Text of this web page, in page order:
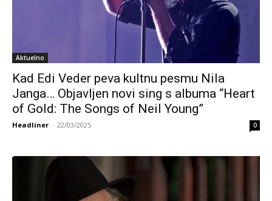
Aktuelno
Kad Edi Veder peva kultnu pesmu Nila
Janga… Objavljen novi sing s albuma “Heart
of Gold: The Songs of Neil Young”
Headliner - 22/03/2025 0